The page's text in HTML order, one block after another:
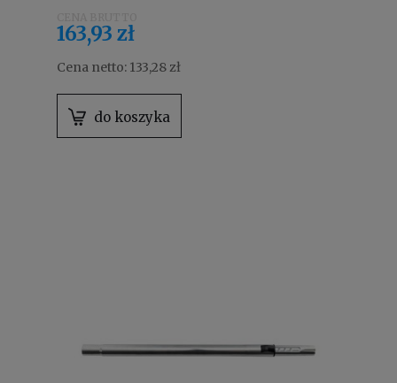
163,93 zł
Cena netto: 133,28 zł
do koszyka